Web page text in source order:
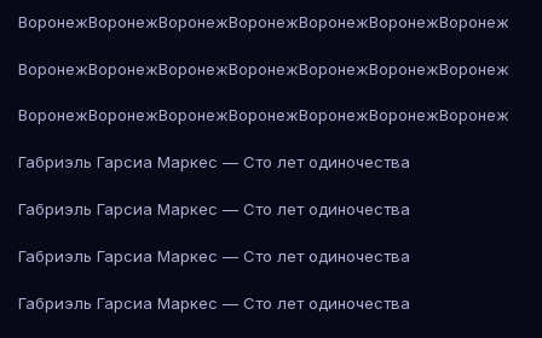
ВоронежВоронежВоронежВоронежВоронежВоронежВоронеж
ВоронежВоронежВоронежВоронежВоронежВоронежВоронеж
ВоронежВоронежВоронежВоронежВоронежВоронежВоронеж
Габриэль Гарсиа Маркес — Сто лет одиночества
Габриэль Гарсиа Маркес — Сто лет одиночества
Габриэль Гарсиа Маркес — Сто лет одиночества
Габриэль Гарсиа Маркес — Сто лет одиночества